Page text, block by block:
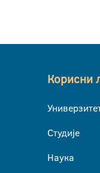
Корисни
Студије
Наука